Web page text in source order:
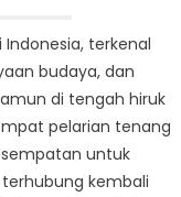
terkenal
budaya, dan
di tengah hiruk
pelarian tenang
untuk
kembali